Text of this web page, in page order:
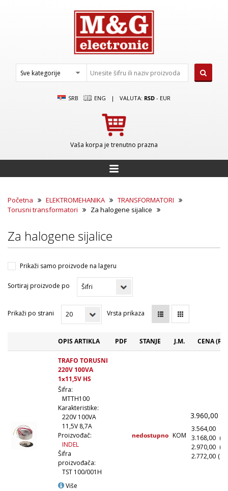
SRB ENG | VALUTA: RSD - EUR
Vaša korpa je trenutno prazna
Početna ELEKTROMEHANIKA
TRANSFORMATORI
Torusni transformatori
Za halogene sijalice
Za halogene sijalice
Prikaži samo proizvode na lageru
Sortiraj proizvode po
Prikaži po strani Vrsta prikaza
OPIS ARTIKLA PDF STANJE J.M. CENA
TRAFO TORUSNI
220V 100VA
1x11,5V HS
Šifra:
MTTH100
Karakteristike:
220V 100VA
11,5V 8,7A
Proizvođač:
INDEL
Šifra
proizvođača:
TST 100/001H
Više
nedostupno KOM
3.960,00
3.564,00
3.168,00
2.970,00
2.772,00